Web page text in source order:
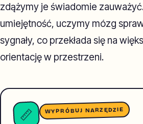
zdążymy je świadomie
umiejętność, uczymy mózg
sygnały, co przekłada się na
orientację w przestrzeni.
📏 WYPRÓBUJ NARZĘDZIE